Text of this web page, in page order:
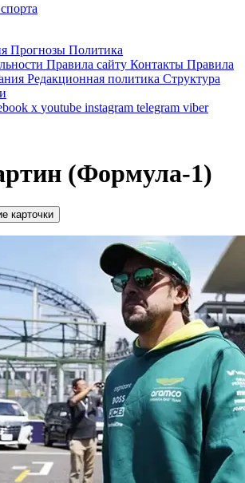
Прогнозы Политика
Правила сайту Контакты Правила
Редакционная политика Структура
x youtube instagram telegram viber
(Формула-1)
карточки